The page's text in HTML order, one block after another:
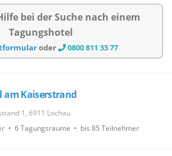
bei der Suche nach einem
Tagungshotel
oder 0800 811 33 77
am Kaiserstrand
1, 6911 Lochau
• 6 Tagungsräume • bis 85 Teilnehmer